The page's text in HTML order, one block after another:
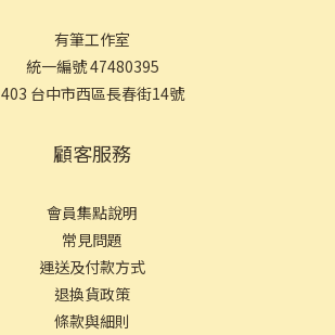
有筆工作室
統一編號 47480395
403 台中市西區長春街14號
顧客服務
會員集點說明
常見問題
運送及付款方式
退換貨政策
條款與細則